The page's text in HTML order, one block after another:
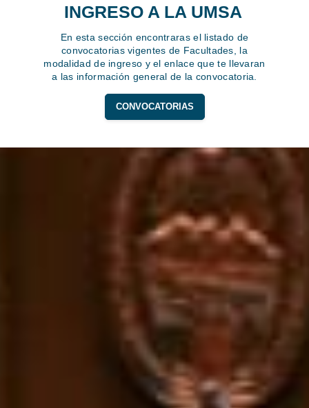
INGRESO A LA UMSA
En esta sección encontraras el listado de
convocatorias vigentes de Facultades, la
modalidad de ingreso y el enlace que te llevaran
a las información general de la convocatoria.
CONVOCATORIAS